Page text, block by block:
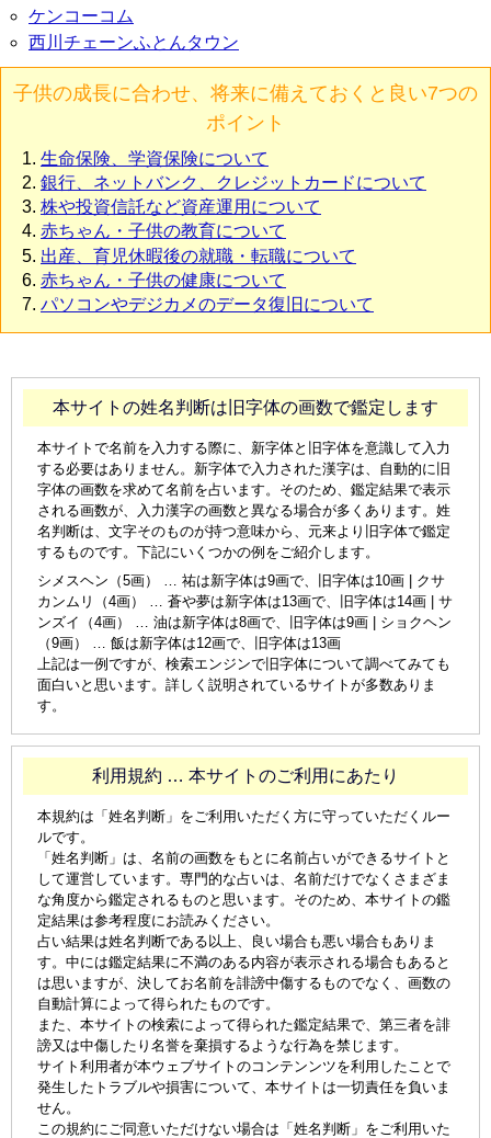
ケンコーコム
西川チェーンふとんタウン
子供の成長に合わせ、将来に備えておくと良い7つの
ポイント
生命保険、学資保険について
銀行、ネットバンク、クレジットカードについて
株や投資信託など資産運用について
赤ちゃん・子供の教育について
出産、育児休暇後の就職・転職について
赤ちゃん・子供の健康について
パソコンやデジカメのデータ復旧について
本サイトの姓名判断は旧字体の画数で鑑定します
本サイトで名前を入力する際に、新字体と旧字体を意識して入力
する必要はありません。新字体で入力された漢字は、自動的に旧
字体の画数を求めて名前を占います。そのため、鑑定結果で表示
される画数が、入力漢字の画数と異なる場合が多くあります。姓
名判断は、文字そのものが持つ意味から、元来より旧字体で鑑定
するものです。下記にいくつかの例をご紹介します。
シメスヘン（5画） … 祐は新字体は9画で、旧字体は10画 | クサ
カンムリ（4画） … 蒼や夢は新字体は13画で、旧字体は14画 | サ
ンズイ（4画） … 油は新字体は8画で、旧字体は9画 | ショクヘン
（9画） … 飯は新字体は12画で、旧字体は13画
上記は一例ですが、検索エンジンで旧字体について調べてみても
面白いと思います。詳しく説明されているサイトが多数ありま
す。
利用規約 … 本サイトのご利用にあたり
本規約は「姓名判断」をご利用いただく方に守っていただくルー
ルです。
「姓名判断」は、名前の画数をもとに名前占いができるサイトと
して運営しています。専門的な占いは、名前だけでなくさまざま
な角度から鑑定されるものと思います。そのため、本サイトの鑑
定結果は参考程度にお読みください。
占い結果は姓名判断である以上、良い場合も悪い場合もありま
す。中には鑑定結果に不満のある内容が表示される場合もあると
は思いますが、決してお名前を誹謗中傷するものでなく、画数の
自動計算によって得られたものです。
また、本サイトの検索によって得られた鑑定結果で、第三者を誹
謗又は中傷したり名誉を棄損するような行為を禁じます。
サイト利用者が本ウェブサイトのコンテンンツを利用したことで
発生したトラブルや損害について、本サイトは一切責任を負いま
せん。
この規約にご同意いただけない場合は「姓名判断」をご利用いた